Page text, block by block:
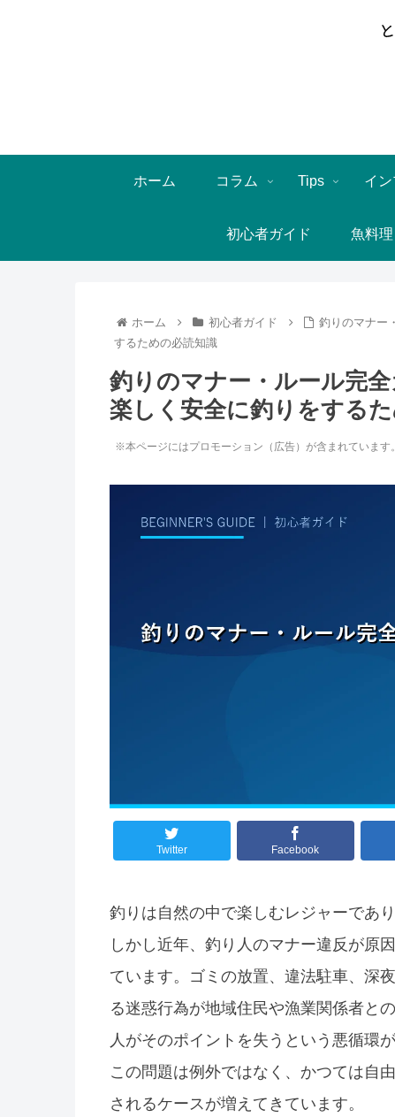
ホーム コラム Tips イン
初心者ガイド 魚料
ホーム 初心者ガイド
釣りのマナー
するための必読知識
釣りのマナー・ルール完
楽しく安全に釣りをする
※本ページにはプロモーション（広告）が含まれています。
Twitter Facebook
釣りは自然の中で楽しむレジャーであ
しかし近年、釣り人のマナー違反が原
ています。ゴミの放置、違法駐車、深
る迷惑行為が地域住民や漁業関係者と
人がそのポイントを失うという悪循環
この問題は例外ではなく、かつては自
されるケースが増えてきています。